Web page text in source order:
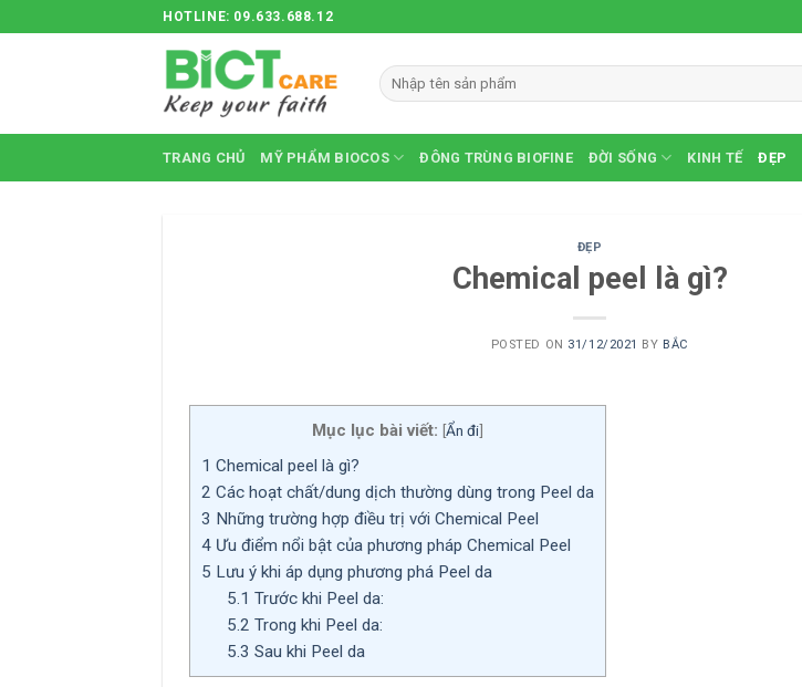
to
HOTLINE: 09.633.688.12
TRANG CHỦ MỸ PHẨM BIOCOS ĐÔNG TRÙNG BIOFINE ĐỜI SỐNG KINH TẾ ĐẸP
ĐẸP
Chemical peel là gì?
POSTED ON 31/12/2021 BY BẮC
Mục lục bài viết: [Ẩn đi]
1 Chemical peel là gì?
2 Các hoạt chất/dung dịch thường dùng trong Peel da
3 Những trường hợp điều trị với Chemical Peel
4 Ưu điểm nổi bật của phương pháp Chemical Peel
5 Lưu ý khi áp dụng phương phá Peel da
5.1 Trước khi Peel da:
5.2 Trong khi Peel da:
5.3 Sau khi Peel da